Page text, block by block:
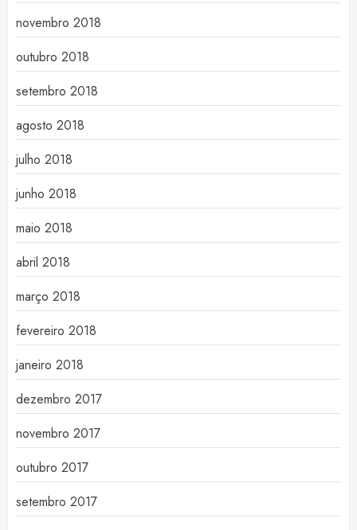
novembro 2018
outubro 2018
setembro 2018
agosto 2018
julho 2018
junho 2018
maio 2018
abril 2018
março 2018
fevereiro 2018
janeiro 2018
dezembro 2017
novembro 2017
outubro 2017
setembro 2017